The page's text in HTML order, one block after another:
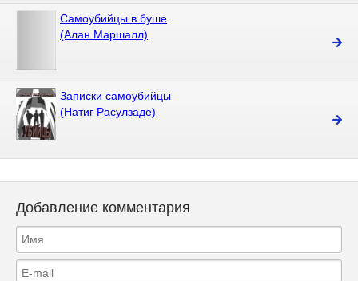
Самоубийцы в буше
(Алан Маршалл)
Записки самоубийцы
(Натиг Расулзаде)
Добавление комментария